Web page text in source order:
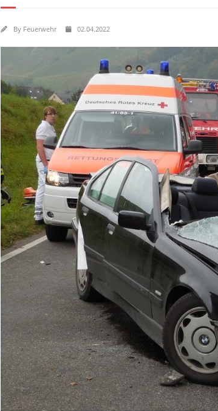
By Feuerwehr 02.04.2022